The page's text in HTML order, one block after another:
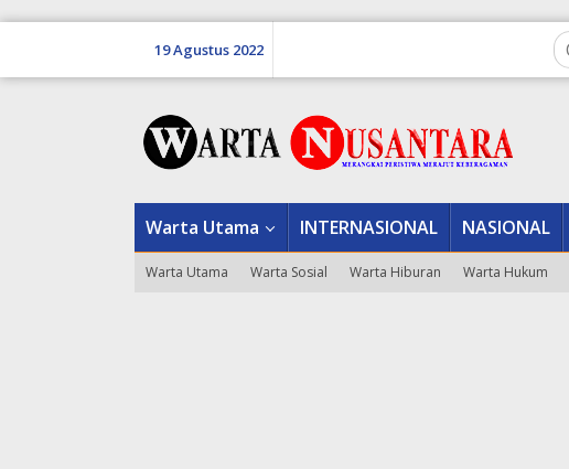
19 Agustus 2022
Warta Utama INTERNASIONAL NASIONAL
Warta Utama Warta Sosial Warta Hiburan Warta Hukum